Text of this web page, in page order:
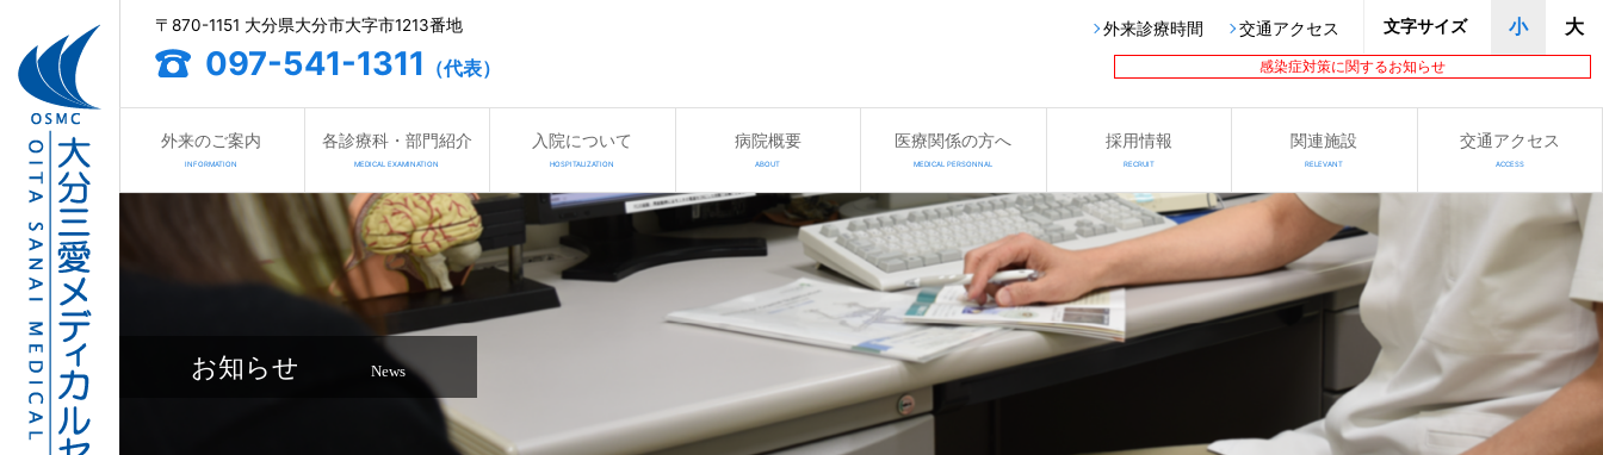
感染症対策に関するお知らせ
〒870-1151 大分県大分市大字市1213番地
097-541-1311 （代表）
外来診療時間 交通アクセス 文字サイズ 小 大
外来のご案内
INFORMATION
各診療科・部門紹介
MEDICAL EXAMINATION
入院について
HOSPITALIZATION
病院概要
ABOUT
医療関係の方へ
MEDICAL PERSONNAL
採用情報
RECRUIT
関連施設
RELEVANT
交通アクセス
ACCESS
お知らせ News